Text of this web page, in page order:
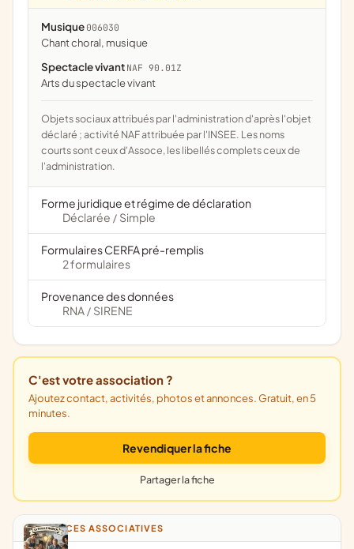
Musique 006030
chant choral, musique
Spectacle vivant NAF 90.01Z
Arts du spectacle vivant
Objets sociaux attribués par l'administration d'après l'objet
déclaré ; activité NAF attribuée par l'INSEE. Les noms
courts sont ceux d'Assoce, les libellés complets ceux de
l'administration.
Forme juridique et régime de déclaration
Déclarée / Simple
Formulaires CERFA pré-remplis
2 formulaires
Provenance des données
RNA / SIRENE
C'est votre association ?
Ajoutez contact, activités, photos et annonces. Gratuit, en 5
minutes.
Revendiquer la fiche
Partager la fiche
ANNONCES ASSOCIATIVES